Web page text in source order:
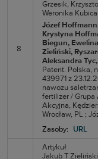
8
Grzesik,
Weronika Kubica
Józef Hoffmann
Krystyna
Biegun,
Zieliński,
Aleksandra Tyc
Patent. Polska,
439971 z
nawozu
fertilizer / Grupa
Akcyjna,
Wrocław, PL ;
Zasoby:
URL
Artykuł
Jakub T Zieliński